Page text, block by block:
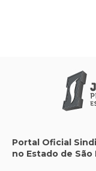
Portal Oficial
no Estado de São